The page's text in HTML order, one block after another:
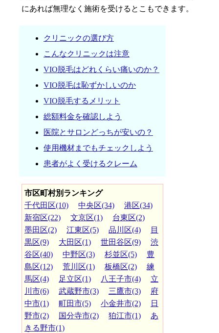
にあれば無理なく施術を受けるとこもできます。
クリニックの選び方
こんなクリニックは注意
VIO脱毛はどれくらい痛いのか？
VIO脱毛は恥ずかしいのか
VIO脱毛するメリット
総額料金を確認しよう
医院とサロンどっちが安いの？
使用機材までもチェックしよう
患者がよく受けるクレーム
市区町村別ランキング
千代田区(10)
中央区(34)
港区(34)
新宿区(22)
文京区(1)
台東区(2)
墨田区(2)
江東区(5) 品川区(4)
目
黒区(9)
大田区(1) 世田谷区(9)
渋
谷区(40)
中野区(3) 杉並区(5)
豊
島区(12)
荒川区(1) 板橋区(2)
練
馬区(4)
足立区(1) 八王子市(4)
立
川市(6)
武蔵野市(3) 三鷹市(3)
府
中市(1)
町田市(5) 小金井市(2)
日
野市(2)
国分寺市(2) 狛江市(1)
あ
きる野市(1)